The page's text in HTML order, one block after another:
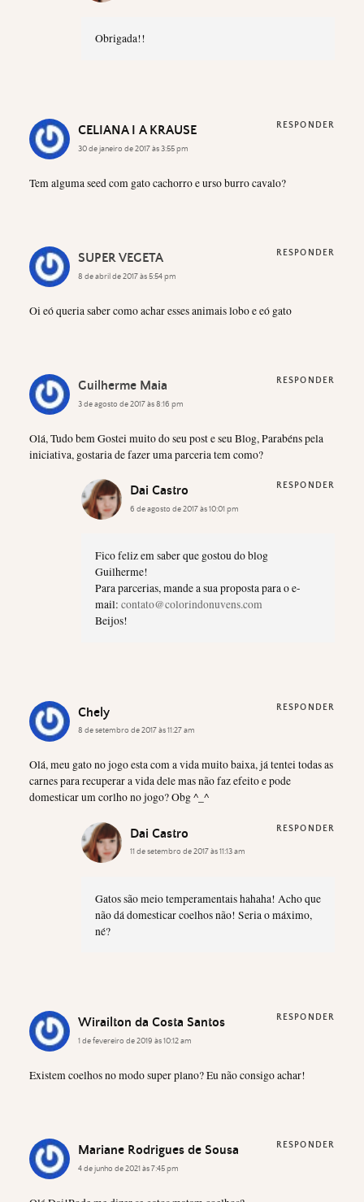
Obrigada!!
CELIANA I A KRAUSE
30 de janeiro de 2017 às 3:55 pm
Tem alguma seed com gato cachorro e urso burro cavalo?
RESPONDER
SUPER VEGETA
8 de abril de 2017 às 5:54 pm
Oi eó queria saber como achar esses animais lobo e eó gato
RESPONDER
Guilherme Maia
3 de agosto de 2017 às 8:16 pm
Olá, Tudo bem Gostei muito do seu post e seu Blog, Parabéns pela
iniciativa, gostaria de fazer uma parceria tem como?
RESPONDER
Dai Castro
6 de agosto de 2017 às 10:01 pm
Fico feliz em saber que gostou do blog
Guilherme!
Para parcerias, mande a sua proposta para o e-
mail: contato@colorindonuvens.com
Beijos!
RESPONDER
Chely
8 de setembro de 2017 às 11:27 am
Olá, meu gato no jogo esta com a vida muito baixa, já tentei todas as
carnes para recuperar a vida dele mas não faz efeito e pode
domesticar um corlho no jogo? Obg ^_^
RESPONDER
Dai Castro
11 de setembro de 2017 às 11:13 am
Gatos são meio temperamentais hahaha! Acho que
não dá domesticar coelhos não! Seria o máximo,
né?
RESPONDER
Wirailton da Costa Santos
1 de fevereiro de 2019 às 10:12 am
Existem coelhos no modo super plano? Eu não consigo achar!
RESPONDER
Mariane Rodrigues de Sousa
4 de junho de 2021 às 7:45 pm
RESPONDER